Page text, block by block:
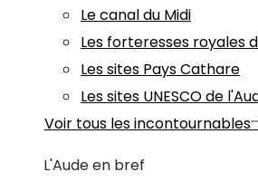
Le canal du Midi
Les forteresses royales
Les sites Pays Cathare
Les sites UNESCO de
Voir tous les incontournables
L'Aude en bref